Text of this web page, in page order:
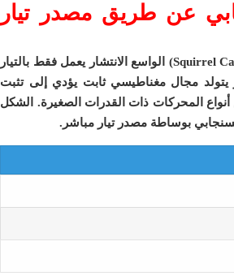
عن طريق مصدر تيار
من المعروف أن محرك القفص السنجابي (Squirrel Cage Rotor) الواسع الانتشار يعمل فقط بالتيار
يتولد مجال مغناطيسي ثابت يؤدي إلى تثبت
أنواع المحركات ذات القدرات الصغيرة. الشكل
بوساطة مصدر تيار مباشر.